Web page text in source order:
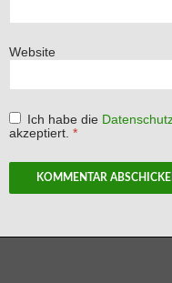
Website
Ich habe die
akzeptiert. *